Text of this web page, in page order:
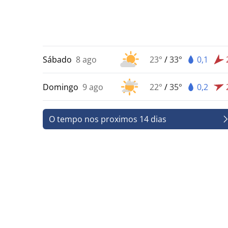
Sábado 8 ago 23° /33° 0,1
Domingo 9 ago 22° /35° 0,2
O tempo nos proximos 14 dias